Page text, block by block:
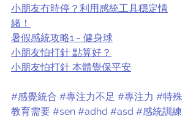
小朋友冇時停？利用感統工具穩定情
緒！
暑假感統攻略1 - 健身球
小朋友怕打針 點算好？
小朋友怕打針 本體覺保平安
#感覺統合 #專注力不足 #專注力 #特殊
教育需要 #sen #adhd #asd #感統訓練